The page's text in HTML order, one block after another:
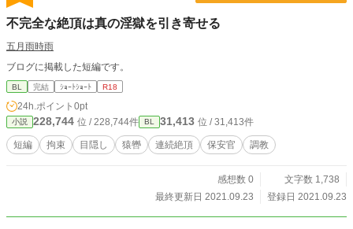
不完全な絶頂は真の淫獄を引き寄せる
五月雨時雨
ブログに掲載した短編です。
BL 完結 ｼｮｰﾄｼｮｰﾄ R18
24h.ポイント 0pt
小説 228,744 位 / 228,744件 BL 31,413 位 / 31,413件
短編 拘束 目隠し 猿轡 連続絶頂 保安官 調教
感想数 0
文字数 1,738
最終更新日 2021.09.23
登録日 2021.09.23